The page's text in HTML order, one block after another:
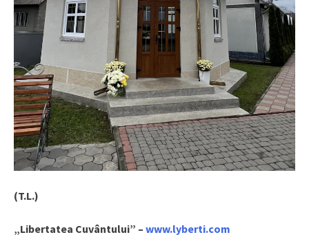
(T.L.)
„Libertatea Cuvântului” – www.lyberti.com